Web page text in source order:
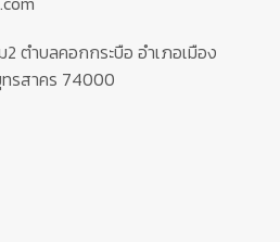
ตำบลคอกกระบือ อำเภอเมือง
รสาคร 74000